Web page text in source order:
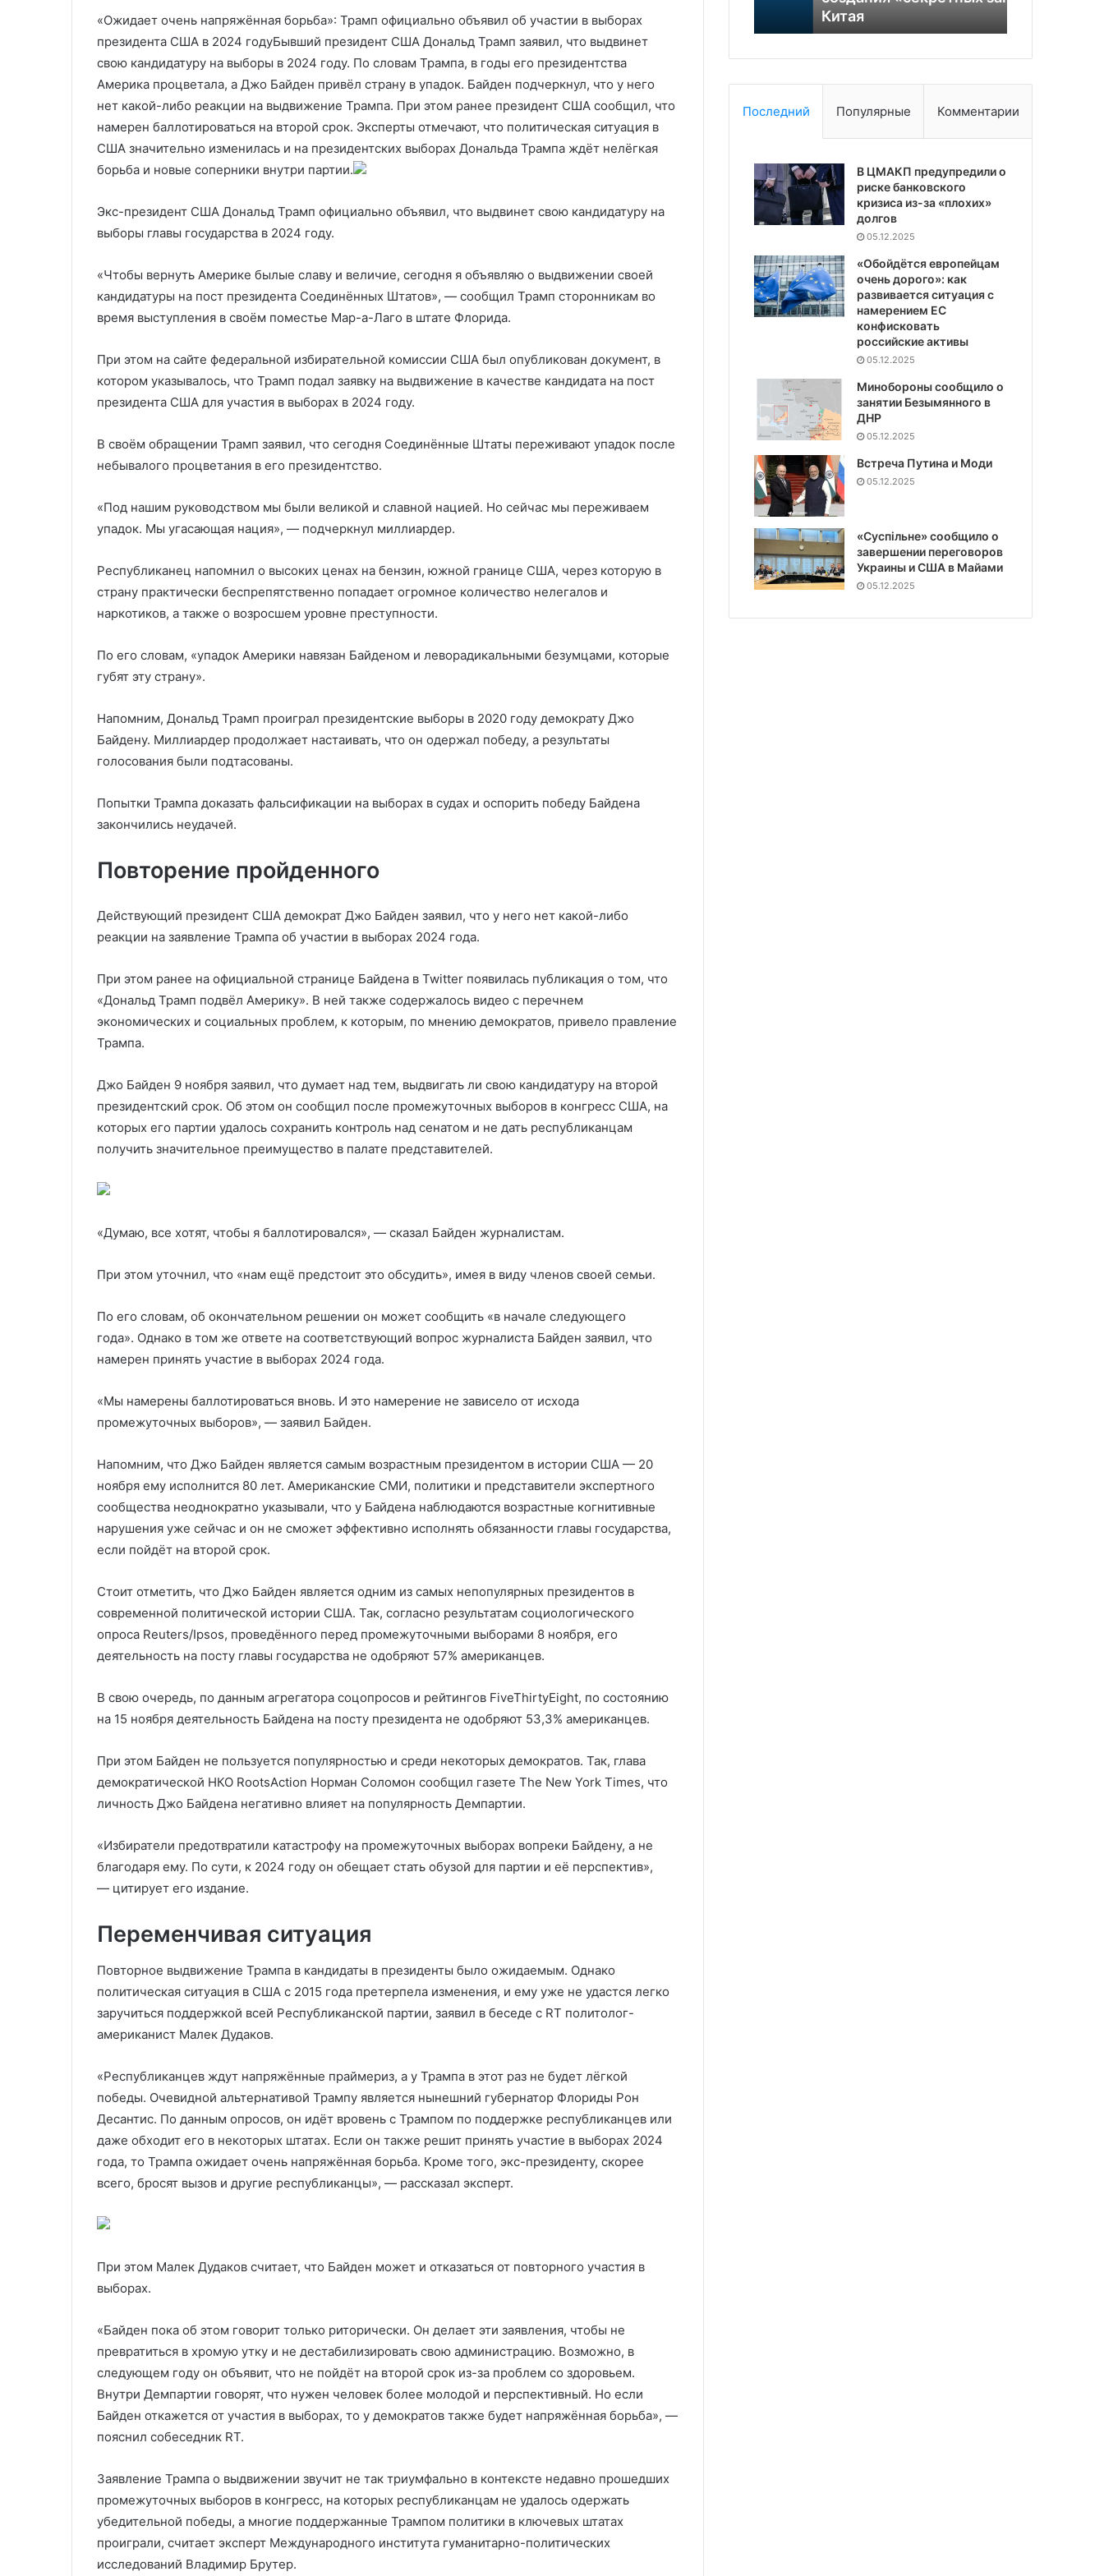
«Ожидает очень напряжённая борьба»: Трамп официально объявил об участии в выборах
президента США в 2024 годуБывший президент США Дональд Трамп заявил, что выдвинет
свою кандидатуру на выборы в 2024 году. По словам Трампа, в годы его президентства
Америка процветала, а Джо Байден привёл страну в упадок. Байден подчеркнул, что у него
нет какой-либо реакции на выдвижение Трампа. При этом ранее президент США сообщил, что
намерен баллотироваться на второй срок. Эксперты отмечают, что политическая ситуация в
США значительно изменилась и на президентских выборах Дональда Трампа ждёт нелёгкая
борьба и новые соперники внутри партии.
Экс-президент США Дональд Трамп официально объявил, что выдвинет свою кандидатуру на
выборы главы государства в 2024 году.
«Чтобы вернуть Америке былые славу и величие, сегодня я объявляю о выдвижении своей
кандидатуры на пост президента Соединённых Штатов», — сообщил Трамп сторонникам во
время выступления в своём поместье Мар-а-Лаго в штате Флорида.
При этом на сайте федеральной избирательной комиссии США был опубликован документ, в
котором указывалось, что Трамп подал заявку на выдвижение в качестве кандидата на пост
президента США для участия в выборах в 2024 году.
В своём обращении Трамп заявил, что сегодня Соединённые Штаты переживают упадок после
небывалого процветания в его президентство.
«Под нашим руководством мы были великой и славной нацией. Но сейчас мы переживаем
упадок. Мы угасающая нация», — подчеркнул миллиардер.
Республиканец напомнил о высоких ценах на бензин, южной границе США, через которую в
страну практически беспрепятственно попадает огромное количество нелегалов и
наркотиков, а также о возросшем уровне преступности.
По его словам, «упадок Америки навязан Байденом и леворадикальными безумцами, которые
губят эту страну».
Напомним, Дональд Трамп проиграл президентские выборы в 2020 году демократу Джо
Байдену. Миллиардер продолжает настаивать, что он одержал победу, а результаты
голосования были подтасованы.
Попытки Трампа доказать фальсификации на выборах в судах и оспорить победу Байдена
закончились неудачей.
Повторение пройденного
Действующий президент США демократ Джо Байден заявил, что у него нет какой-либо
реакции на заявление Трампа об участии в выборах 2024 года.
При этом ранее на официальной странице Байдена в Twitter появилась публикация о том, что
«Дональд Трамп подвёл Америку». В ней также содержалось видео с перечнем
экономических и социальных проблем, к которым, по мнению демократов, привело правление
Трампа.
Джо Байден 9 ноября заявил, что думает над тем, выдвигать ли свою кандидатуру на второй
президентский срок. Об этом он сообщил после промежуточных выборов в конгресс США, на
которых его партии удалось сохранить контроль над сенатом и не дать республиканцам
получить значительное преимущество в палате представителей.
«Думаю, все хотят, чтобы я баллотировался», — сказал Байден журналистам.
При этом уточнил, что «нам ещё предстоит это обсудить», имея в виду членов своей семьи.
По его словам, об окончательном решении он может сообщить «в начале следующего
года». Однако в том же ответе на соответствующий вопрос журналиста Байден заявил, что
намерен принять участие в выборах 2024 года.
«Мы намерены баллотироваться вновь. И это намерение не зависело от исхода
промежуточных выборов», — заявил Байден.
Напомним, что Джо Байден является самым возрастным президентом в истории США — 20
ноября ему исполнится 80 лет. Американские СМИ, политики и представители экспертного
сообщества неоднократно указывали, что у Байдена наблюдаются возрастные когнитивные
нарушения уже сейчас и он не сможет эффективно исполнять обязанности главы государства,
если пойдёт на второй срок.
Стоит отметить, что Джо Байден является одним из самых непопулярных президентов в
современной политической истории США. Так, согласно результатам социологического
опроса Reuters/Ipsos, проведённого перед промежуточными выборами 8 ноября, его
деятельность на посту главы государства не одобряют 57% американцев.
В свою очередь, по данным агрегатора соцопросов и рейтингов FiveThirtyEight, по состоянию
на 15 ноября деятельность Байдена на посту президента не одобряют 53,3% американцев.
При этом Байден не пользуется популярностью и среди некоторых демократов. Так, глава
демократической НКО RootsAction Норман Соломон сообщил газете The New York Times, что
личность Джо Байдена негативно влияет на популярность Демпартии.
«Избиратели предотвратили катастрофу на промежуточных выборах вопреки Байдену, а не
благодаря ему. По сути, к 2024 году он обещает стать обузой для партии и её перспектив»,
— цитирует его издание.
Переменчивая ситуация
Повторное выдвижение Трампа в кандидаты в президенты было ожидаемым. Однако
политическая ситуация в США с 2015 года претерпела изменения, и ему уже не удастся легко
заручиться поддержкой всей Республиканской партии, заявил в беседе с RT политолог-
американист Малек Дудаков.
«Республиканцев ждут напряжённые праймериз, а у Трампа в этот раз не будет лёгкой
победы. Очевидной альтернативой Трампу является нынешний губернатор Флориды Рон
Десантис. По данным опросов, он идёт вровень с Трампом по поддержке республиканцев или
даже обходит его в некоторых штатах. Если он также решит принять участие в выборах 2024
года, то Трампа ожидает очень напряжённая борьба. Кроме того, экс-президенту, скорее
всего, бросят вызов и другие республиканцы», — рассказал эксперт.
При этом Малек Дудаков считает, что Байден может и отказаться от повторного участия в
выборах.
«Байден пока об этом говорит только риторически. Он делает эти заявления, чтобы не
превратиться в хромую утку и не дестабилизировать свою администрацию. Возможно, в
следующем году он объявит, что не пойдёт на второй срок из-за проблем со здоровьем.
Внутри Демпартии говорят, что нужен человек более молодой и перспективный. Но если
Байден откажется от участия в выборах, то у демократов также будет напряжённая борьба», —
пояснил собеседник RT.
Заявление Трампа о выдвижении звучит не так триумфально в контексте недавно прошедших
промежуточных выборов в конгресс, на которых республиканцам не удалось одержать
убедительной победы, а многие поддержанные Трампом политики в ключевых штатах
проиграли, считает эксперт Международного института гуманитарно-политических
исследований Владимир Брутер.
поводу обмена Грайнер
поимки
поимки подозреваемого
газа
России
поставок газа из России
стран
Последний Популярные Комментарии
В ЦМАКП предупредили о
риске банковского
кризиса из-за «плохих»
долгов
05.12.2025
«Обойдётся европейцам
очень дорого»: как
развивается ситуация с
намерением ЕС
конфисковать
российские активы
05.12.2025
Минобороны сообщило о
занятии Безымянного в
ДНР
05.12.2025
Встреча Путина и Моди
05.12.2025
«Суспiльне» сообщило о
завершении переговоров
Украины и США в Майами
05.12.2025